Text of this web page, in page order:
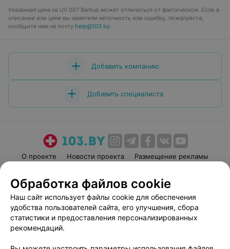
Указанная цена на UV 007 Barbus может отличаться от фактической. Если в
описании или цене вы заметили неточность или ошибку, пожалуйста,
сообщите нам на почту help@103.by.
Добавить компанию
Добавить специалиста
О проекте Новости проекта
Размещение рекламы
Пользовательское соглашение
Способы оплаты
Вакансии
Партнеры
Написать руководителю 103.by
Обработка файлов cookie
Наш сайт использует файлы cookie для обеспечения
удобства пользователей сайта, его улучшения, сбора
статистики и предоставления персонализированных
рекомендаций.